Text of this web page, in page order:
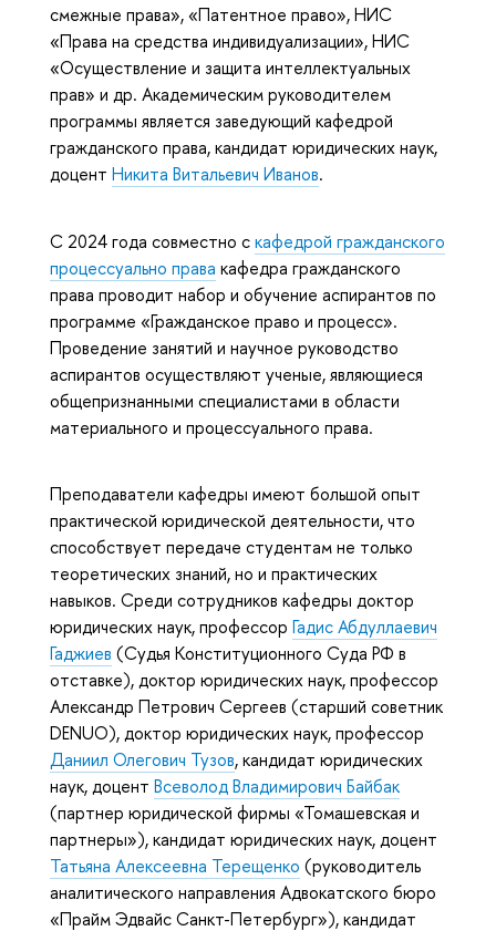
смежные права», «Патентное право», НИС
«Права на средства индивидуализации», НИС
«Осуществление и защита интеллектуальных
прав» и др. Академическим руководителем
программы является заведующий кафедрой
гражданского права, кандидат юридических наук,
доцент Никита Витальевич Иванов.
С 2024 года совместно скафедрой гражданского
процессуально права кафедра гражданского
права проводит набор и обучение аспирантов по
программе «Гражданское право и процесс».
Проведение занятий и научное руководство
аспирантов осуществляют ученые, являющиеся
общепризнанными специалистами в области
материального и процессуального права.
Преподаватели кафедры имеют большой опыт
практической юридической деятельности, что
способствует передаче студентам не только
теоретических знаний, но и практических
навыков. Среди сотрудников кафедры доктор
юридических наук, профессор Гадис Абдуллаевич
Гаджиев (Судья Конституционного Суда РФ в
отставке), доктор юридических наук, профессор
Александр Петрович Сергеев (старший советник
DENUO), доктор юридических наук, профессор
Даниил Олегович Тузов, кандидат юридических
наук, доцент Всеволод Владимирович Байбак
(партнер юридической фирмы «Томашевская и
партнеры»), кандидат юридических наук, доцент
Татьяна Алексеевна Терещенко (руководитель
аналитического направления Адвокатского бюро
«Прайм Эдвайс Санкт-Петербург»), кандидат